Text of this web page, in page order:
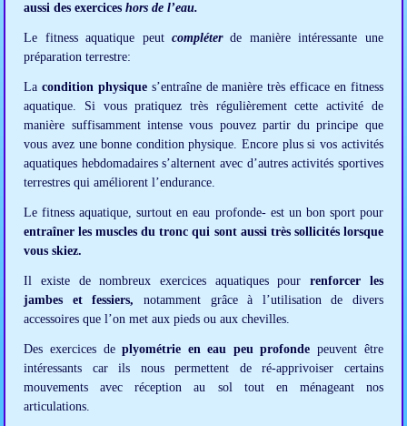
aussi des exerciceshors de l’eau.
Le fitness aquatique peut compléterde manière intéressante une
préparation terrestre:
Lacondition physique s’entraîne de manière très efficace en fitness
aquatique. Si vous pratiquez très régulièrement cette activité de
manière suffisamment intense vous pouvez partir du principe que
vous avez une bonne condition physique. Encore plus si vos activités
aquatiques hebdomadaires s’alternent avec d’autres activités sportives
terrestres qui améliorent l’endurance.
Le fitness aquatique, surtout en eau profonde- est un bon sport pour
entraîner les muscles du tronc qui sont aussi très sollicités lorsque
vous skiez.
Il existe de nombreux exercices aquatiques pour renforcer les
jambes et fessiers, notamment grâce à l’utilisation de divers
accessoires que l’on met aux pieds ou aux chevilles.
Des exercices deplyométrie en eau peu profonde peuvent être
intéressants car ils nous permettent de ré-apprivoiser certains
mouvements avec réception au sol tout en ménageant nos
articulations.